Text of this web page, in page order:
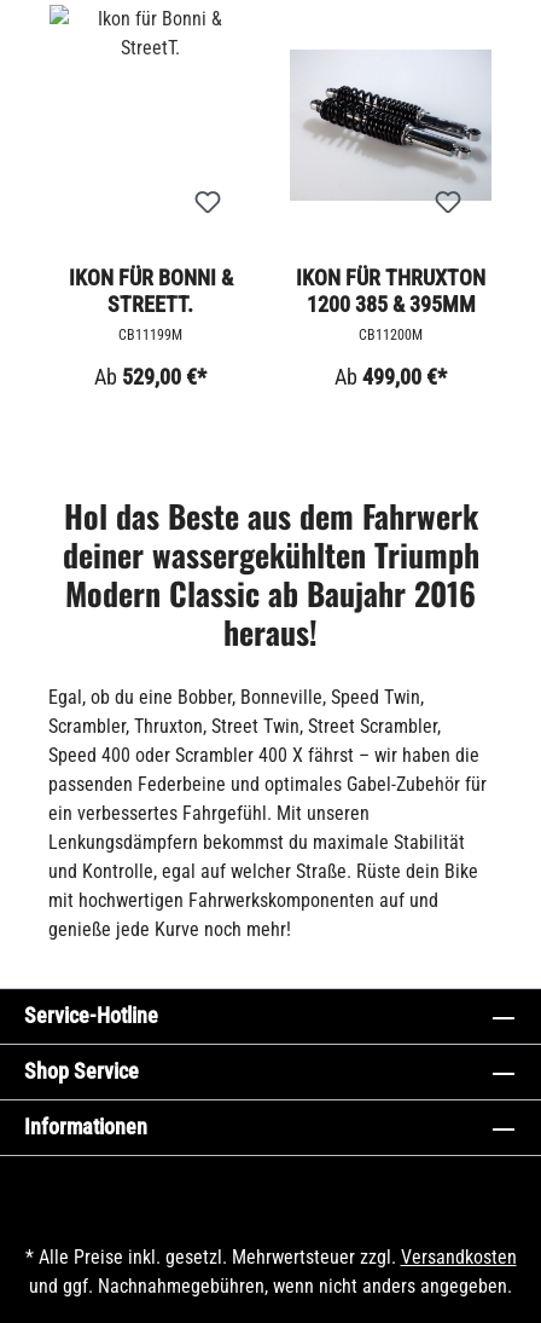
IKON FÜR BONNI &
STREETT.
CB11199M
Ab 529,00 €*
IKON FÜR THRUXTON
1200 385 & 395MM
CB11200M
Ab 499,00 €*
Hol das Beste aus dem Fahrwerk
deiner wassergekühlten Triumph
Modern Classic ab Baujahr 2016
heraus!
Egal, ob du eine Bobber, Bonneville, Speed Twin,
Scrambler, Thruxton, Street Twin, Street Scrambler,
Speed 400 oder Scrambler 400 X fährst – wir haben die
passenden Federbeine und optimales Gabel-Zubehör für
ein verbessertes Fahrgefühl. Mit unseren
Lenkungsdämpfern bekommst du maximale Stabilität
und Kontrolle, egal auf welcher Straße. Rüste dein Bike
mit hochwertigen Fahrwerkskomponenten auf und
genieße jede Kurve noch mehr!
Service-Hotline
Shop Service
Informationen
* Alle Preise inkl. gesetzl. Mehrwertsteuer zzgl. Versandkosten
und ggf. Nachnahmegebühren, wenn nicht anders angegeben.